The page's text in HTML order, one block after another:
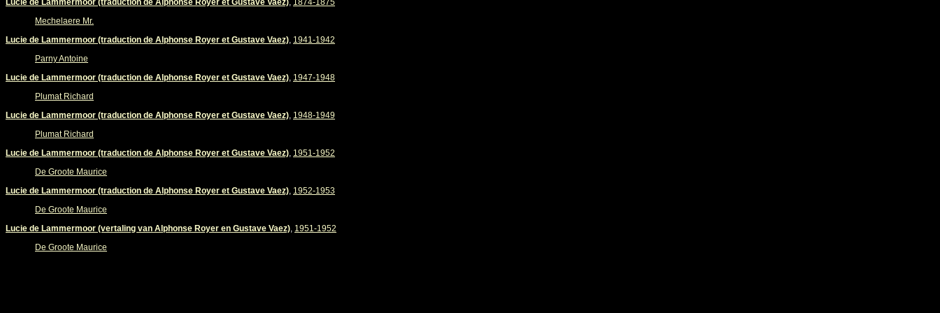
Lucie de Lammermoor (traduction de Alphonse Royer et Gustave Vaez), 1874-1875
Mechelaere Mr.
Lucie de Lammermoor (traduction de Alphonse Royer et Gustave Vaez), 1941-1942
Parny Antoine
Lucie de Lammermoor (traduction de Alphonse Royer et Gustave Vaez), 1947-1948
Plumat Richard
Lucie de Lammermoor (traduction de Alphonse Royer et Gustave Vaez), 1948-1949
Plumat Richard
Lucie de Lammermoor (traduction de Alphonse Royer et Gustave Vaez), 1951-1952
De Groote Maurice
Lucie de Lammermoor (traduction de Alphonse Royer et Gustave Vaez), 1952-1953
De Groote Maurice
Lucie de Lammermoor (vertaling van Alphonse Royer en Gustave Vaez), 1951-1952
De Groote Maurice